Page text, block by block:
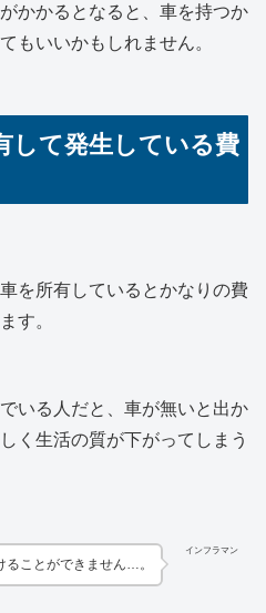
かかるとなると、車を持つか
もいいかもしれません。
て発生している費
を所有しているとかなりの費
す。
いる人だと、車が無いと出か
く生活の質が下がってしまう
インフラマン
ることができません…。